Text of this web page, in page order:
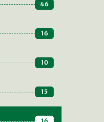
46
16
10
15